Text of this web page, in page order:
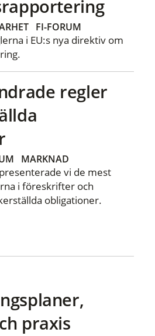
FI-FORUM
i EU:s nya direktiv om
regler
MARKNAD
vi de mest
i föreskrifter och
obligationer.
praxis